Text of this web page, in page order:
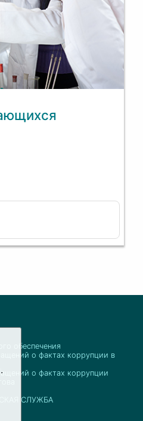
обеспечения
о фактах коррупции в
о фактах коррупции
СЛУЖБА